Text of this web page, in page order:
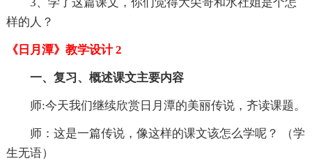
3、学了这篇课文，你们觉得大尖哥和水社姐是个怎
样的人？
《日月潭》教学设计 2
一、复习、概述课文主要内容
师:今天我们继续欣赏日月潭的美丽传说，齐读课题。
师：这是一篇传说，像这样的课文该怎么学呢？ （学
生无语）